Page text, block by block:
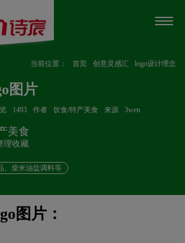
当前位置： 首页 创意灵感汇
logo设计理念
图片
1493 作者 饮食/特产美食 来源 3wen
美食
理收藏
、柴米油盐调料等
图片：